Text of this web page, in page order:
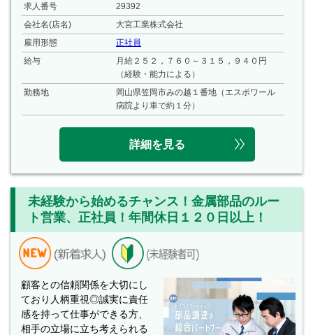
求人番号
29392
会社名(店名)
大宮工業株式会社
雇用形態
正社員
給与
月給２５２，７６０～３１５，９４０円
（経験・能力による）
勤務地
岡山県笠岡市みの越１番地（エスポワール
病院より車で約１分）
詳細を見る
未経験から始めるチャンス！金属部品のルー
ト営業、正社員！年間休日１２０日以上！
顧客との信頼関係を大切にし
ており人柄重視◎誠実に責任
感を持って仕事ができる方、
相手の立場に立ち考えられる